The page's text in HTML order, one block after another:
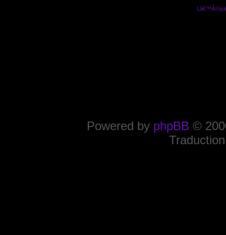
Powered by phpBB ©